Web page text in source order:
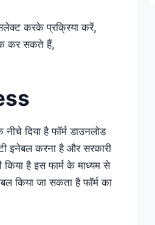
करके प्रक्रिया करें,
कर सकते हैं,
दिया है फॉर्म डाउनलोड
इनेबल करना है और सरकारी
किया है इस फार्म के माध्यम से
किया जा सकता है फॉर्म का